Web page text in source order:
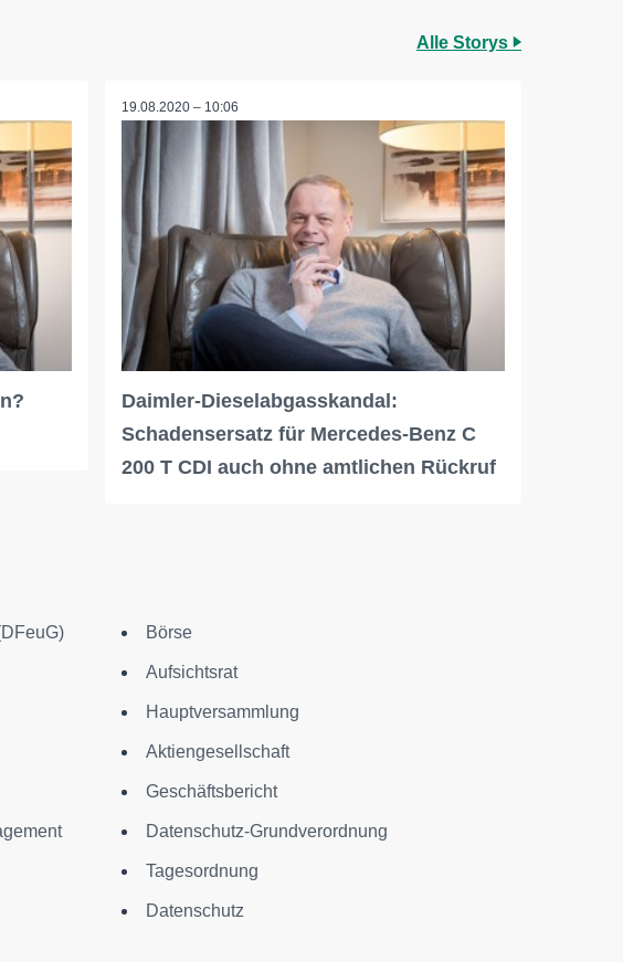
Alle Storys
19.08.2020 – 10:06
Daimler-Dieselabgasskandal:
Schadensersatz für Mercedes-Benz C
200 T CDI auch ohne amtlichen Rückruf
Börse
Aufsichtsrat
Hauptversammlung
Aktiengesellschaft
Geschäftsbericht
Datenschutz-Grundverordnung
Tagesordnung
Datenschutz